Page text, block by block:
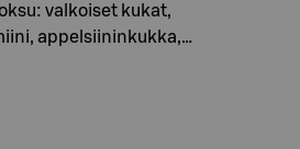
valkoiset kukat,
appelsiininkukka,…